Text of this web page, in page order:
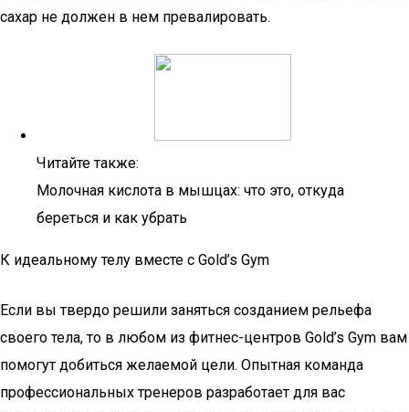
сахар не должен в нем превалировать.
Читайте также:
Молочная кислота в мышцах: что это, откуда
береться и как убрать
К идеальному телу вместе с Gold’s Gym
Если вы твердо решили заняться созданием рельефа
своего тела, то в любом из фитнес-центров Gold’s Gym вам
помогут добиться желаемой цели. Опытная команда
профессиональных тренеров разработает для вас